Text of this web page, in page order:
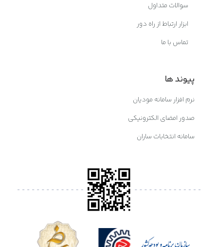
سوالات متداول
ابزار ارتباط از راه دور
تماس با ما
پیوند ها
نرم افزار سامانه مودیان
صدور امضای الکترونیکی
سامانه انتخابات ساران